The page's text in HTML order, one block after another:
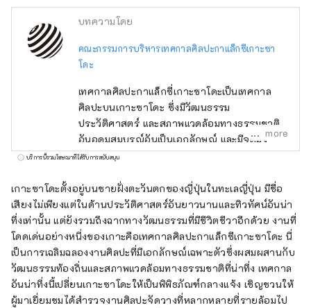
บทความโดย
คณะกรรมการบริหารเทศกาลศิลปะกาแล็กซีเกาะซา
โดะ
เทศกาลศิลปะกาแล็กซี่เกาะซาโดะเป็นเทศกาล
ศิลปะบนเกาะซาโดะ ซึ่งมีวัฒนธรรม
ประวัติศาสตร์ และสภาพแวดล้อมทางธรรมชาติ
อันอุดมสมบูรณ์อันเป็นเอกลักษณ์ และมีจุดมุ่ง
หมายเพื่อส่งเสริมการอยู่ร่วมกันของธรรมชาติ
งานศิลปะที่เกิดขึ้นบนเกาะซาโดะแล้ว เรายังให้
ข้อมูลเกี่ยวกับสถานที่แนะนำบนเกาะซาโดะที่
เฉพาะผู้รู้เท่านั้นที่รู้ รวมถึงข้อมูลร้านอาหารและ
ที่พัก เส้นทางไปยังแต่ละจุด และข้อมูลที่เป็น
ประโยชน์ที่คุณควรทราบก่อน การเดินทางไป
ญี่ปุ่นและเกาะซาโดะ เราจะให้ข้อมูลเบื้องต้นเกี่ยว
กับเทศกาลศิลปะและการเที่ยวชมเกาะซาโดะ
อย่างครอบคลุม
more
บริการนี้รวมโฆษณาที่ได้รับการสนับสนุน
เกาะซาโดะตั้งอยู่บนชายฝั่งตะวันตกของญี่ปุ่นในทะเลญี่ปุ่น มีชื่อ
เสียงไม่เพียงแต่ในด้านประวัติศาสตร์อันยาวนานและทิวทัศน์อันน่า
ทึ่งเท่านั้น แต่ยังรวมถึงฉากทางวัฒนธรรมที่มีชีวิตชีวาอีกด้วย งานที่
โดดเด่นอย่างหนึ่งของเกาะคือเทศกาลศิลปะกาแล็กซีเกาะซาโดะ นี่
เป็นการเฉลิมฉลองงานศิลปะที่มีเอกลักษณ์เฉพาะตัวซึ่งผสมผสานกับ
วัฒนธรรมท้องถิ่นและสภาพแวดล้อมทางธรรมชาติที่น่าทึ่ง เทศกาล
อันน่าทึ่งนี้เปลี่ยนเกาะซาโดะให้เป็นพิพิธภัณฑ์กลางแจ้ง เชิญชวนให้
ผู้มาเยี่ยมชมได้สำรวจงานศิลปะจัดวางที่หลากหลายที่รายล้อมไป